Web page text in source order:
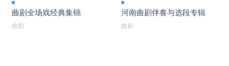
河南古装曲剧全场戏三圣归天
曲剧全场戏经典集锦
曲剧
河南曲剧伴奏与选段专辑
曲剧